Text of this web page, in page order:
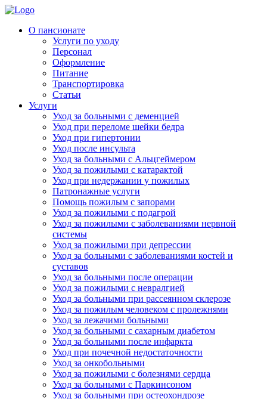
Skip
content
Родительская Усадьба
Пансионат для пожилых людей «Родительская усадьба»
О пансионате
Услуги по уходу
Персонал
Оформление
Питание
Транспортировка
Статьи
Услуги
Уход за больными с деменцией
Уход при переломе шейки бедра
Уход при гипертонии
Уход после инсульта
Уход за больными с Альцгеймером
Уход за пожилыми с катарактой
Уход при недержании у пожилых
Патронажные услуги
Помощь пожилым с запорами
Уход за пожилыми с подагрой
Уход за пожилыми с заболеваниями нервной
системы
Уход за пожилыми при депрессии
Уход за больными с заболеваниями костей и
суставов
Уход за больными после операции
Уход за пожилыми с невралгией
Уход за больными при рассеянном склерозе
Уход за пожилым человеком с пролежнями
Уход за лежачими больными
Уход за больными с сахарным диабетом
Уход за больными после инфаркта
Уход при почечной недостаточности
Уход за онкобольными
Уход за пожилыми с болезнями сердца
Уход за больными с Паркинсоном
Уход за больными при остеохондрозе